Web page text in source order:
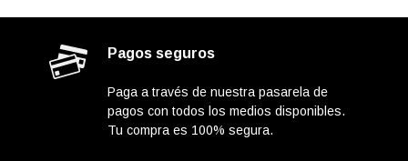
Pagos seguros
Paga a través de nuestra pasarela de
pagos con todos los medios disponibles.
Tu compra es 100% segura.